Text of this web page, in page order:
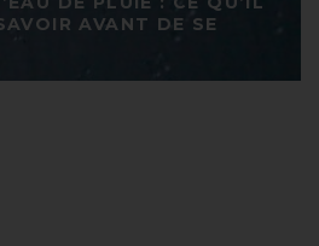
AVANT DE SE